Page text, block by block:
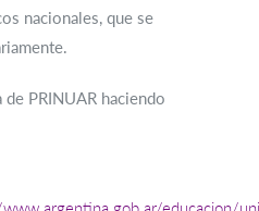
nacionales, que se
de PRINUAR haciendo